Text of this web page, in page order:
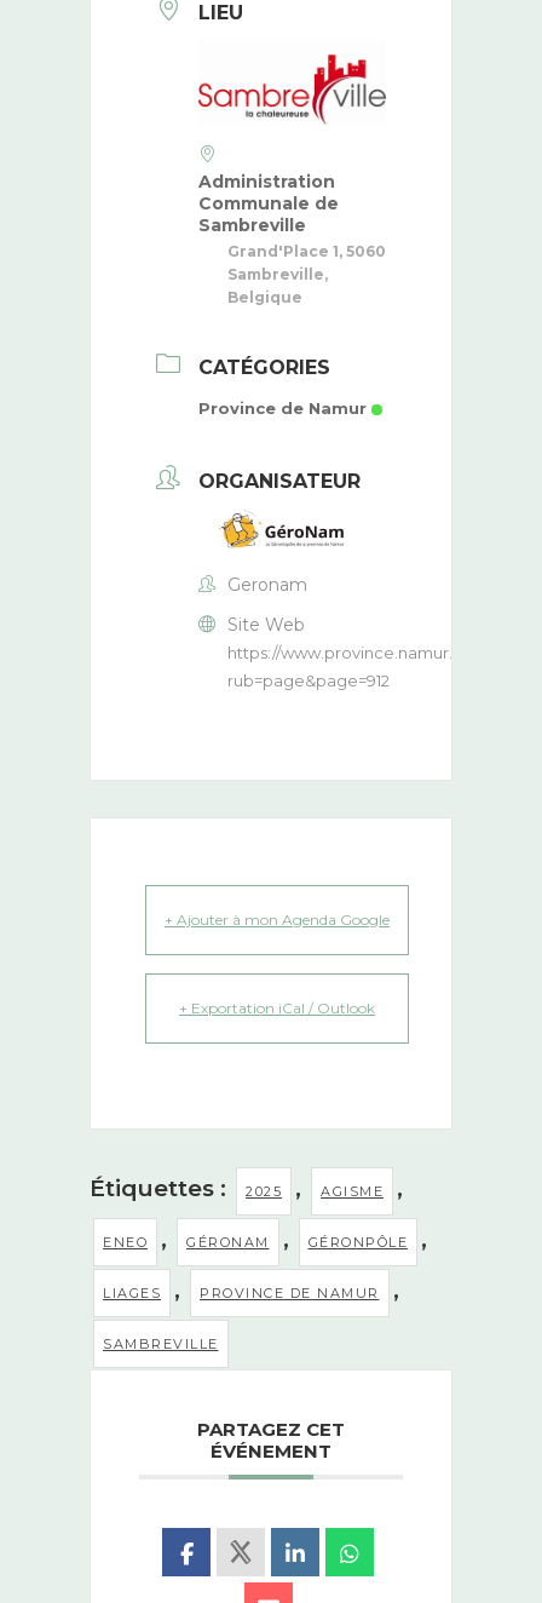
LIEU
Administration
Communale de
Sambreville
Grand'Place 1, 5060
Sambreville,
Belgique
CATÉGORIES
Province de Namur
ORGANISATEUR
Geronam
Site Web
https://www.province.namur.be/
rub=page&page=912
+ Ajouter à mon Agenda Google
+ Exportation iCal / Outlook
Étiquettes : 2025 , AGISME ,
ENEO , GÉRONAM , GÉRONPÔLE ,
LIAGES , PROVINCE DE NAMUR ,
SAMBREVILLE
PARTAGEZ CET
ÉVÉNEMENT